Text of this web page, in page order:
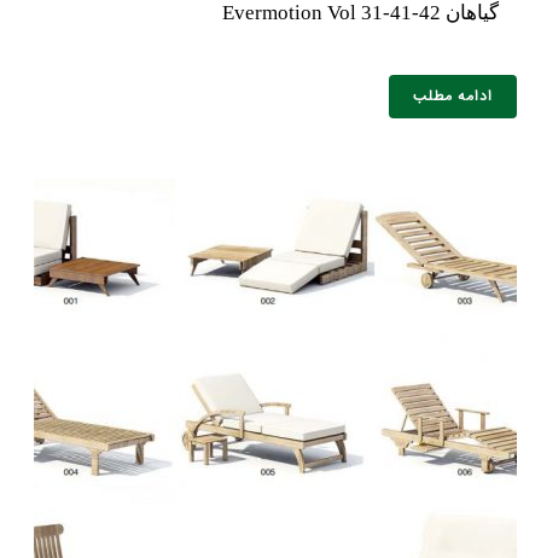
گیاهان Evermotion Vol 31-41-42
ادامه مطلب